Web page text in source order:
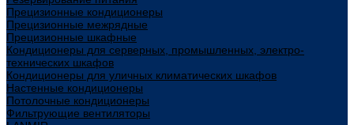
Прецизионные кондиционеры
Прецизионные межрядные
Прецизионные шкафные
Кондиционеры для серверных, промышленных, электро-
технических шкафов
Кондиционеры для уличных климатических шкафов
Настенные кондиционеры
Потолочные кондиционеры
Фильтрующие вентиляторы